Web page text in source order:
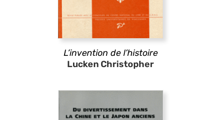
L’invention de l’histoire
Lucken Christopher